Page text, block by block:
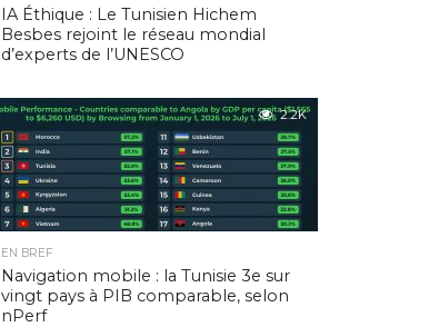
IA Éthique : Le Tunisien Hichem
Besbes rejoint le réseau mondial
d’experts de l’UNESCO
2.2K
EN BREF
Navigation mobile : la Tunisie 3e sur
vingt pays à PIB comparable, selon
nPerf